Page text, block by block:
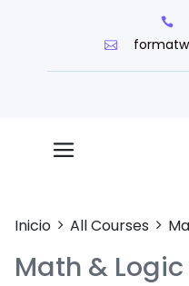
Inicio All Courses
Math & Logic